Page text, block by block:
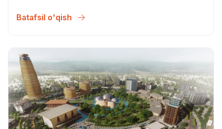
Batafsil o'qish